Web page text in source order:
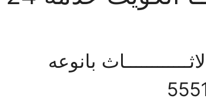
بانوعه